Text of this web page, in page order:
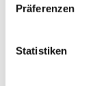
Präferenzen
Statistiken